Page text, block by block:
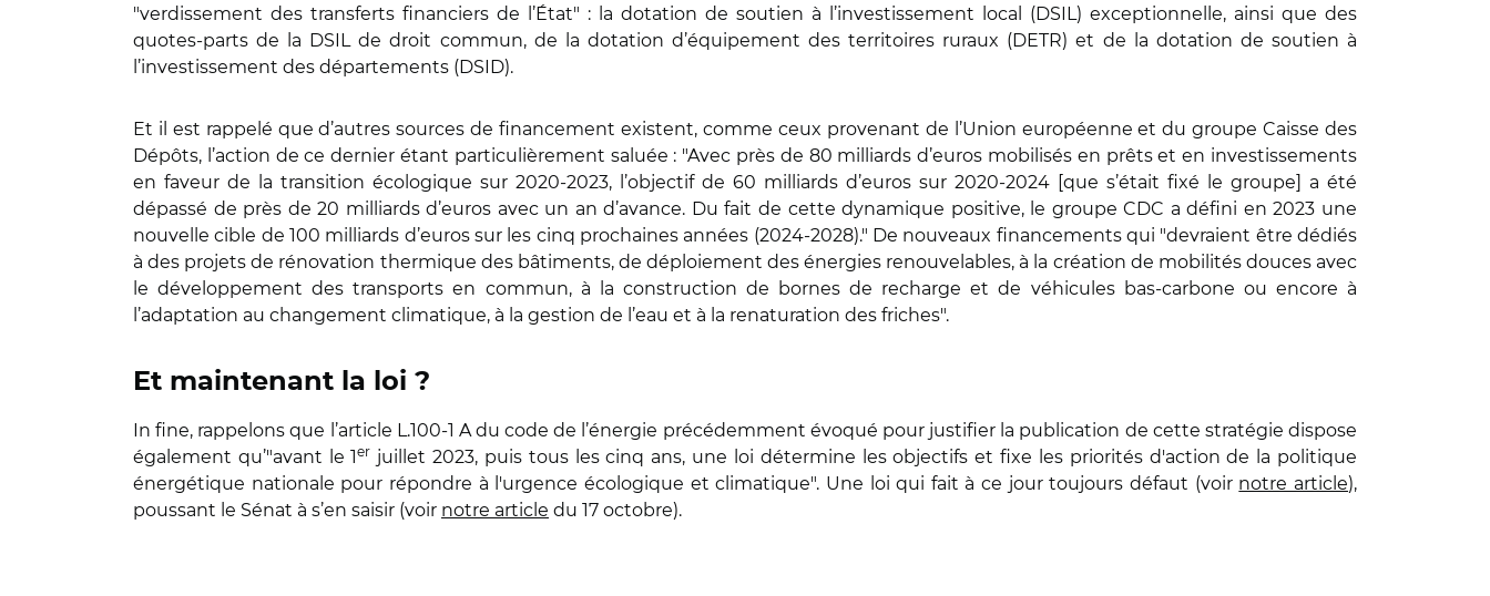
"verdissement des transferts financiers de l’État" : la dotation de soutien à l’investissement local (DSIL) exceptionnelle, ainsi que des
quotes-parts de la DSIL de droit commun, de la dotation d’équipement des territoires ruraux (DETR) et de la dotation de soutien à
l’investissement des départements (DSID).
Et il est rappelé que d’autres sources de financement existent, comme ceux provenant de l’Union européenne et du groupe Caisse des
Dépôts, l’action de ce dernier étant particulièrement saluée : "Avec près de 80 milliards d’euros mobilisés en prêts et en investissements
en faveur de la transition écologique sur 2020-2023, l’objectif de 60 milliards d’euros sur 2020-2024 [que s’était fixé le groupe] a été
dépassé de près de 20 milliards d’euros avec un an d’avance. Du fait de cette dynamique positive, le groupe CDC a défini en 2023 une
nouvelle cible de 100 milliards d’euros sur les cinq prochaines années (2024-2028)." De nouveaux financements qui "devraient être dédiés
à des projets de rénovation thermique des bâtiments, de déploiement des énergies renouvelables, à la création de mobilités douces avec
le développement des transports en commun, à la construction de bornes de recharge et de véhicules bas-carbone ou encore à
l’adaptation au changement climatique, à la gestion de l’eau et à la renaturation des friches".
Et maintenant la loi ?
In fine, rappelons que l’article L.100-1 A du code de l’énergie précédemment évoqué pour justifier la publication de cette stratégie dispose
également qu’"avant le 1er juillet 2023, puis tous les cinq ans, une loi détermine les objectifs et fixe les priorités d'action de la politique
énergétique nationale pour répondre à l'urgence écologique et climatique". Une loi qui fait à ce jour toujours défaut (voir notre article),
poussant le Sénat à s’en saisir (voir notre article du 17 octobre).